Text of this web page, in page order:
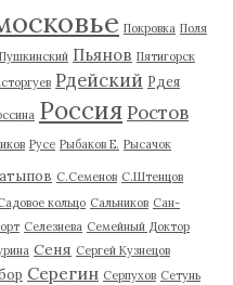
Покровка Поля
Пушкинский Пьянов Пятигорск
Рдейский Рдея
Россия Ростов
Русе Рыбаков Е. Рысачок
С.Семенов С.Штенцов
кольцо Сальников Сан-
Селезнева Семейный Доктор
Сеня Сергей Кузнецов
Серегин Серпухов Сетунь